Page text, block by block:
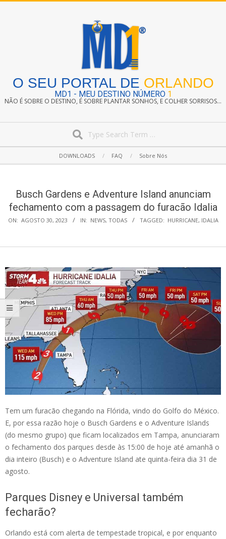
O SEU PORTAL DE ORLANDO
MD1 - MEU DESTINO NÚMERO 1
NÃO É SOBRE O DESTINO, É SOBRE PLANTAR SONHOS, E COLHER SORRISOS...
Navigation
DOWNLOADS FAQ Sobre Nós
Busch Gardens e Adventure Island anunciam
fechamento com a passagem do furacão Idalia
ON: AGOSTO 30, 2023 IN: NEWS, TODAS TAGGED: HURRICANE, IDALIA
Tem um furacão chegando na Flórida, vindo do Golfo do México.
E, por essa razão hoje o Busch Gardens e o Adventure Islands
(do mesmo grupo) que ficam localizados em Tampa, anunciaram
o fechamento dos parques desde às 15:00 de hoje até amanhã o
dia inteiro (Busch) e o Adventure Island ate quinta-feira dia 31 de
agosto.
Parques Disney e Universal também
fecharão?
Orlando está com alerta de tempestade tropical, e por enquanto